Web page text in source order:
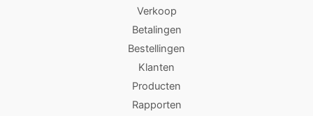
Verkoop
Betalingen
Bestellingen
Klanten
Producten
Rapporten